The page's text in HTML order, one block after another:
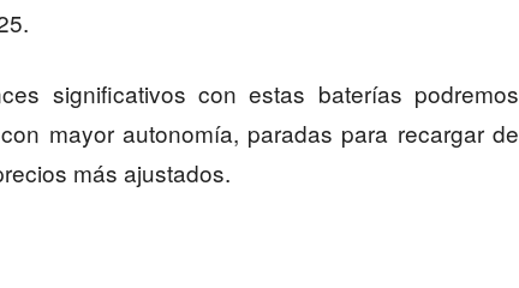
significativos con estas baterías podremos
mayor autonomía, paradas para recargar de
más ajustados.